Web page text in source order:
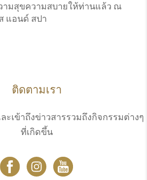
ามสุขความสบายให้ท่านแล้ว ณ
แอนด์ สปา
ติดตามเรา
ะเข้าถึงข่าวสารรวมถึงกิจกรรมต่างๆ
ที่เกิดขึ้น